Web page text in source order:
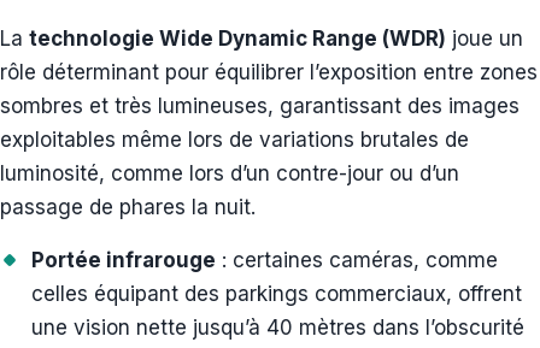
La technologie Wide Dynamic Range (WDR) joue un
rôle déterminant pour équilibrer l’exposition entre zones
sombres et très lumineuses, garantissant des images
exploitables même lors de variations brutales de
luminosité, comme lors d’un contre-jour ou d’un
passage de phares la nuit.
Portée infrarouge : certaines caméras, comme
celles équipant des parkings commerciaux, offrent
une vision nette jusqu’à 40 mètres dans l’obscurité